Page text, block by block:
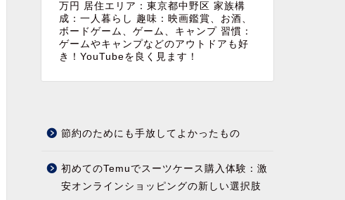
万円 居住エリア：東京都中野区 家族構
成：一人暮らし 趣味：映画鑑賞、お酒、
ボードゲーム、ゲーム、キャンプ 習慣：
ゲームやキャンプなどのアウトドアも好
き！YouTubeを良く見ます！
節約のためにも手放してよかったもの
初めてのTemuでスーツケース購入体験：激
安オンラインショッピングの新しい選択肢